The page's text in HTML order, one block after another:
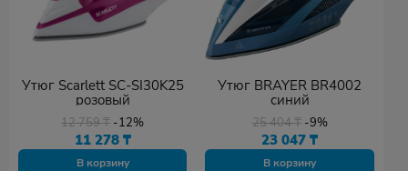
Утюг Scarlett SC-SI30K25
розовый
12 759₸ -12%
11 278 ₸
В корзину
Утюг BRAYER BR4002
синий
25 404₸ -9%
23 047₸
В корзину